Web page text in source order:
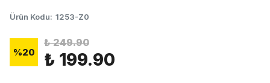
Ürün Kodu: 1253-Z0
%20
₺ 249.90
₺ 199.90